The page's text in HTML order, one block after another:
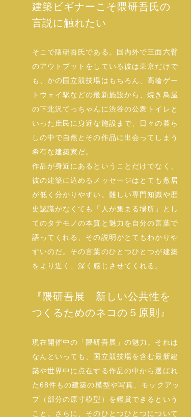
建築ビギナーこそ隈研吾氏の
言説に触れたい
そこで隈研吾氏である。国内外で三面六臂
のアウトプットをしている彼は東京だけで
も、かの国立競技場はもちろん、高輪ゲー
トウェイ駅などの最新施設から、焼き鳥屋
の下北沢てっちゃんに渋谷の公衆トイレと
いった庶民に身近な施設まで、日々の暮ら
しの中で自然とその作品に出会ってしまう
希有な建築家だ。
作品が身近にあるということだけでなく、
彼の建築に込めるメッセージはとても敷居
が低く分かりやすい。難しい専門知識や歴
史認識がなくても「人が集まる場所」とし
てのタテモノの本質と魅力を自分の言葉で
語ってくれる、その説明がとてもわかりや
すいのだ。その言葉のひとつひとつが建築
をより近く、深く感じさせてくれる。
『隈研吾展 新しい公共性を
つくるためのネコの５原則』
現在開催中の「隈研吾展」の魅力。それは
なんといっても、国立競技場を含む最新建
築や世界中に点在する作品の中から選ばれ
た68件もの建築の模型や写真、モックアッ
プ（部分の原寸模型）を鑑賞できるという
こと。さらに、そのひとつひとつについて